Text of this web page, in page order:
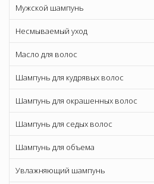
Мужской шампунь
Несмываемый уход
Масло для волос
Шампунь для кудрявых волос
Шампунь для окрашенных волос
Шампунь для седых волос
Шампунь для объема
Увлажняющий шампунь